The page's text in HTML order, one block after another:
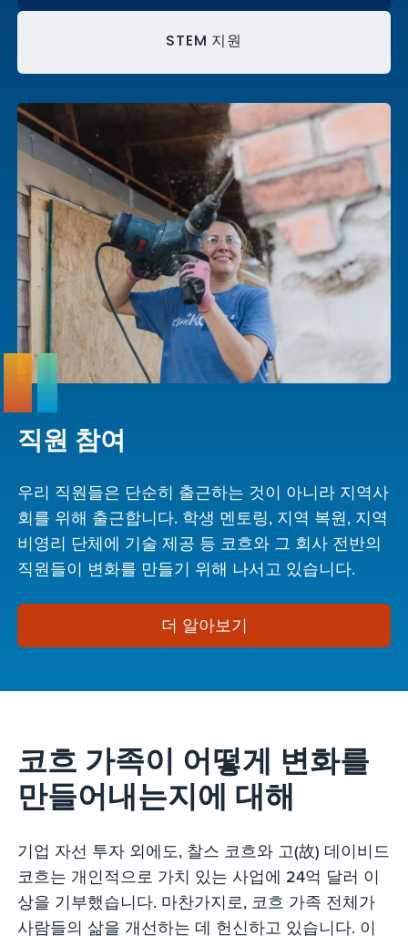
STEM 지원
직원 참여
우리 직원들은 단순히 출근하는 것이 아니라 지역사
회를 위해 출근합니다. 학생 멘토링, 지역 복원, 지역
비영리 단체에 기술 제공 등 코흐와 그 회사 전반의
직원들이 변화를 만들기 위해 나서고 있습니다.
더 알아보기
코흐 가족이 어떻게 변화를
만들어내는지에 대해
기업 자선 투자 외에도, 찰스 코흐와 고(故) 데이비드
코흐는 개인적으로 가치 있는 사업에 24억 달러 이
상을 기부했습니다. 마찬가지로, 코흐 가족 전체가
사람들의 삶을 개선하는 데 헌신하고 있습니다. 이